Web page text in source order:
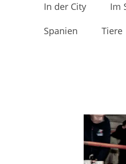
In der City Im
Spanien Tiere